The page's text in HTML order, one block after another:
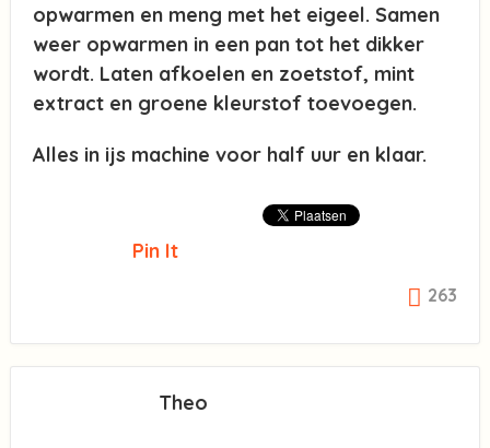
opwarmen en meng met het eigeel. Samen
weer opwarmen in een pan tot het dikker
wordt. Laten afkoelen en zoetstof, mint
extract en groene kleurstof toevoegen.
Alles in ijs machine voor half uur en klaar.
Pin It
263
Theo